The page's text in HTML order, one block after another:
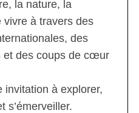
la nature, la
vivre à travers des
des
et des coups de cœur
invitation à explorer,
s’émerveiller.